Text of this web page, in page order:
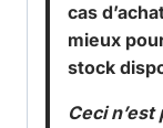
cas
mieux
stock
Ceci